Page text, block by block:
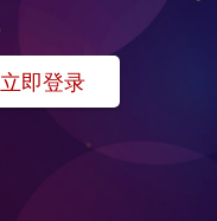
立即登录